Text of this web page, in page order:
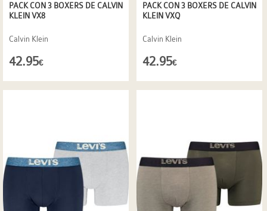
PACK CON 3 BOXERS DE CALVIN
KLEIN VX8
Calvin Klein
42.95€
PACK CON 3 BOXERS DE CALVIN
KLEIN VXQ
Calvin Klein
42.95€